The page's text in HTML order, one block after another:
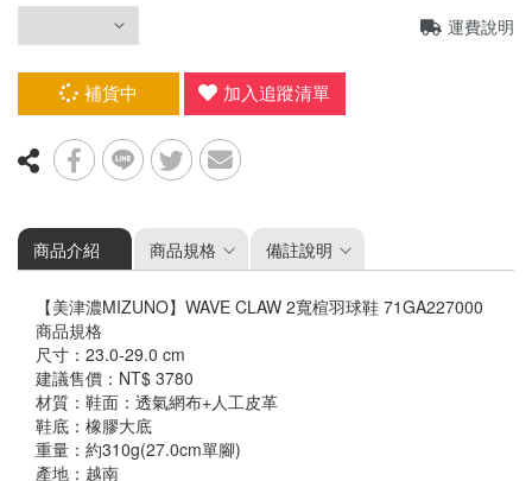
運動包款
鞋袋
羽球矩形包/背包
配件
握把布
襪子&毛巾
護具
☆ 指定球拍贈指定線
運費說明
補貨中 加入追蹤清單
商品介紹 商品規格 備註說明
【美津濃MIZUNO】WAVE CLAW 2寬楦羽球鞋 71GA227000
商品規格
尺寸：23.0-29.0 cm
建議售價：NT$ 3780
材質：鞋面：透氣網布+人工皮革
鞋底：橡膠大底
重量：約310g(27.0cm單腳)
產地：越南
【 鞋類商品購買2件以上，請選擇"宅配"喔】